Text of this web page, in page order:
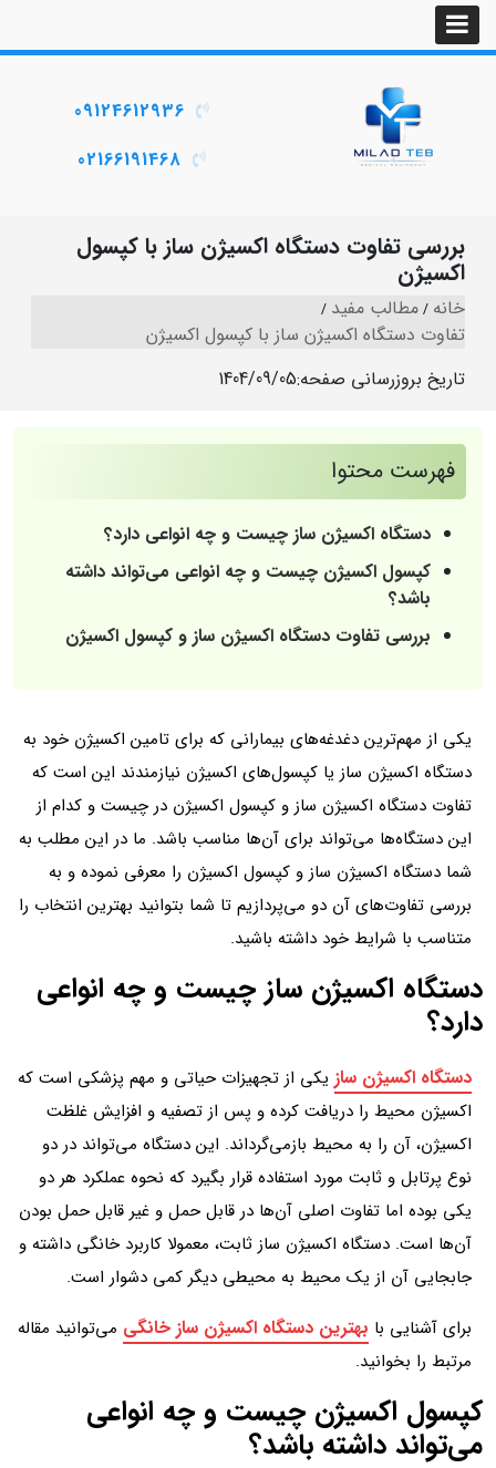
09124612936
02166191468
بررسی تفاوت دستگاه اکسیژن ساز با کپسول
اکسیژن
خانه مطالب مفید
تفاوت دستگاه اکسیژن ساز با کپسول اکسیژن
تاریخ بروزرسانی صفحه:1404/09/05
فهرست محتوا
دستگاه اکسیژن ساز چیست و چه انواعی دارد؟
کپسول اکسیژن چیست و چه انواعی می‌تواند داشته
باشد؟
بررسی تفاوت دستگاه اکسیژن ساز و کپسول اکسیژن
یکی از مهم‌ترین دغدغه‌های بیمارانی که برای تامین اکسیژن خود به
دستگاه اکسیژن ساز یا کپسول‌های اکسیژن نیازمندند این است که
تفاوت دستگاه اکسیژن ساز و کپسول اکسیژن در چیست و کدام از
این دستگاه‌ها می‌تواند برای آن‌ها مناسب باشد. ما در این مطلب به
شما دستگاه اکسیژن ساز و کپسول اکسیژن را معرفی نموده و به
بررسی تفاوت‌های آن دو می‌پردازیم تا شما بتوانید بهترین انتخاب را
متناسب با شرایط خود داشته باشید.
دستگاه اکسیژن ساز چیست و چه انواعی
دارد؟
دستگاه اکسیژن ساز یکی از تجهیزات حیاتی و مهم پزشکی است که
اکسیژن محیط را دریافت کرده و پس از تصفیه و افزایش غلظت
اکسیژن، آن را به محیط بازمی‌گرداند. این دستگاه می‌تواند در دو
نوع پرتابل و ثابت مورد استفاده قرار بگیرد که نحوه عملکرد هر دو
یکی بوده اما تفاوت اصلی آن‌ها در قابل حمل و غیر قابل حمل بودن
آن‌ها است. دستگاه اکسیژن ساز ثابت، معمولا کاربرد خانگی داشته و
جابجایی آن از یک محیط به محیطی دیگر کمی دشوار است.
برای آشنایی با بهترین دستگاه اکسیژن ساز خانگی می‌توانید مقاله
مرتبط را بخوانید.
کپسول اکسیژن چیست و چه انواعی
می‌تواند داشته باشد؟